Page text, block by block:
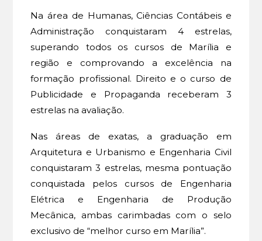
Na área de Humanas, Ciências Contábeis e
Administração conquistaram 4 estrelas,
superando todos os cursos de Marília e
região e comprovando a excelência na
formação profissional. Direito e o curso de
Publicidade e Propaganda receberam 3
estrelas na avaliação.
Nas áreas de exatas, a graduação em
Arquitetura e Urbanismo e Engenharia Civil
conquistaram 3 estrelas, mesma pontuação
conquistada pelos cursos de Engenharia
Elétrica e Engenharia de Produção
Mecânica, ambas carimbadas com o selo
exclusivo de “melhor curso em Marília”.